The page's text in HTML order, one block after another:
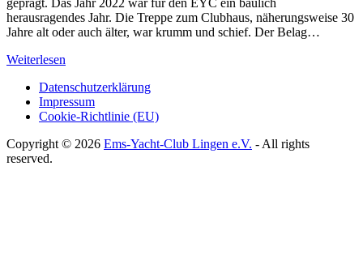
geprägt. Das Jahr 2022 war für den EYC ein baulich
herausragendes Jahr. Die Treppe zum Clubhaus, näherungsweise 30
Jahre alt oder auch älter, war krumm und schief. Der Belag…
Weiterlesen
Datenschutzerklärung
Impressum
Cookie-Richtlinie (EU)
Copyright © 2026 Ems-Yacht-Club Lingen e.V. - All rights
reserved.